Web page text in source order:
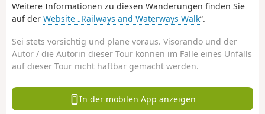
Weitere Informationen zu diesen Wanderungen finden Sie
auf der Website „Railways and Waterways Walk“.
Sei stets vorsichtig und plane voraus. Visorando und der
Autor / die Autorin dieser Tour können im Falle eines Unfalls
auf dieser Tour nicht haftbar gemacht werden.
In der mobilen App anzeigen